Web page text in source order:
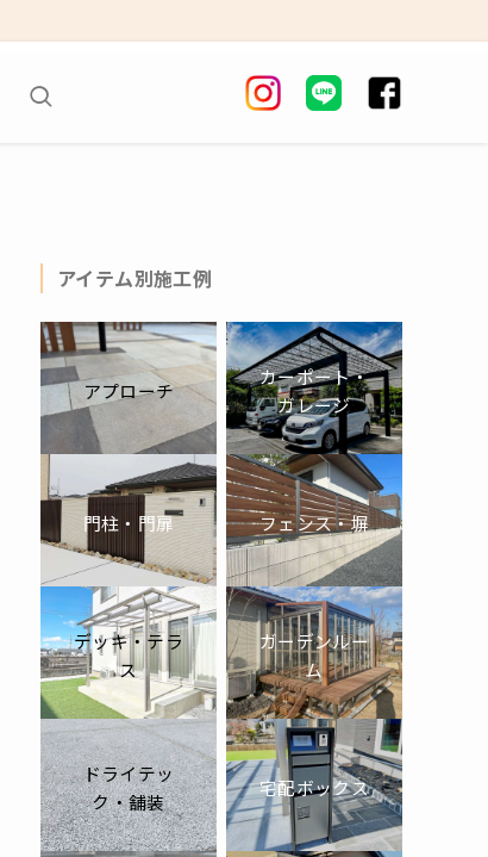
アイテム別施工例
アプローチ
カーポート・
ガレージ
門柱・門扉 フェンス・塀
デッキ・テラ
ス
ガーデンルー
ム
ドライテッ
ク・舗装
宅配ボックス